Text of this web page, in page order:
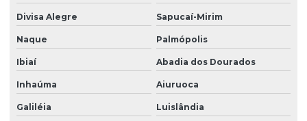
Divisa Alegre Sapucaí-Mirim
Naque Palmópolis
Ibiaí Abadia dos Dourados
Inhaúma Aiuruoca
Galiléia Luislândia